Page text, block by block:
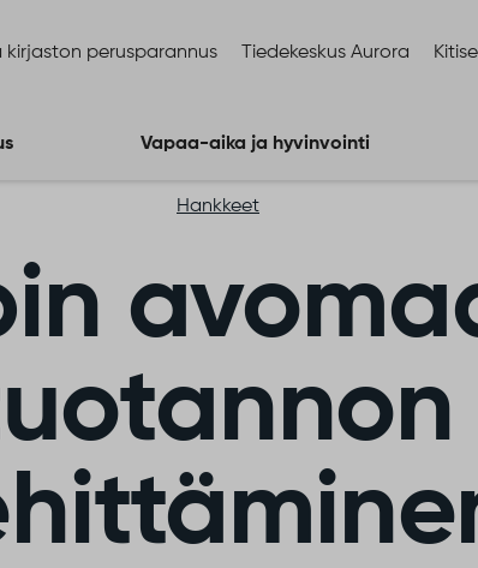
kirjaston perusparannus Tiedekeskus Aurora
Vapaa-aika ja hyvinvointi
Hankkeet